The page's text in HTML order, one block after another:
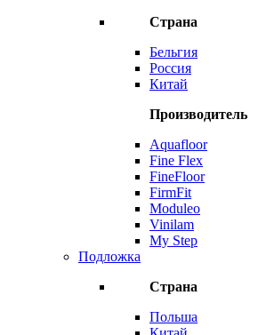
Страна
Бельгия
Россия
Китай
Производитель
Aquafloor
Fine Flex
FineFloor
FirmFit
Moduleo
Vinilam
My Step
Подложка
Страна
Польша